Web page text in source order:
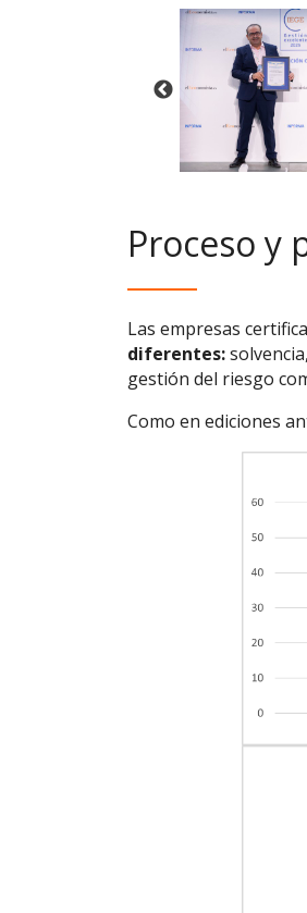
Proceso y
Las empresas
diferentes:
gestión del riesgo
Como en ediciones